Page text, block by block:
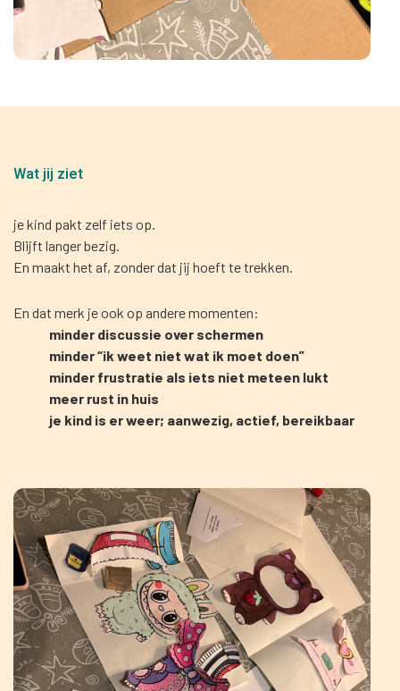
Wat jij ziet
je kind pakt zelf iets op.
Blijft langer bezig.
En maakt het af, zonder dat jij hoeft te trekken.
En dat merk je ook op andere momenten:
minder discussie over schermen
minder “ik weet niet wat ik moet doen”
minder frustratie als iets niet meteen lukt
meer rust in huis
je kind is er weer; aanwezig, actief, bereikbaar